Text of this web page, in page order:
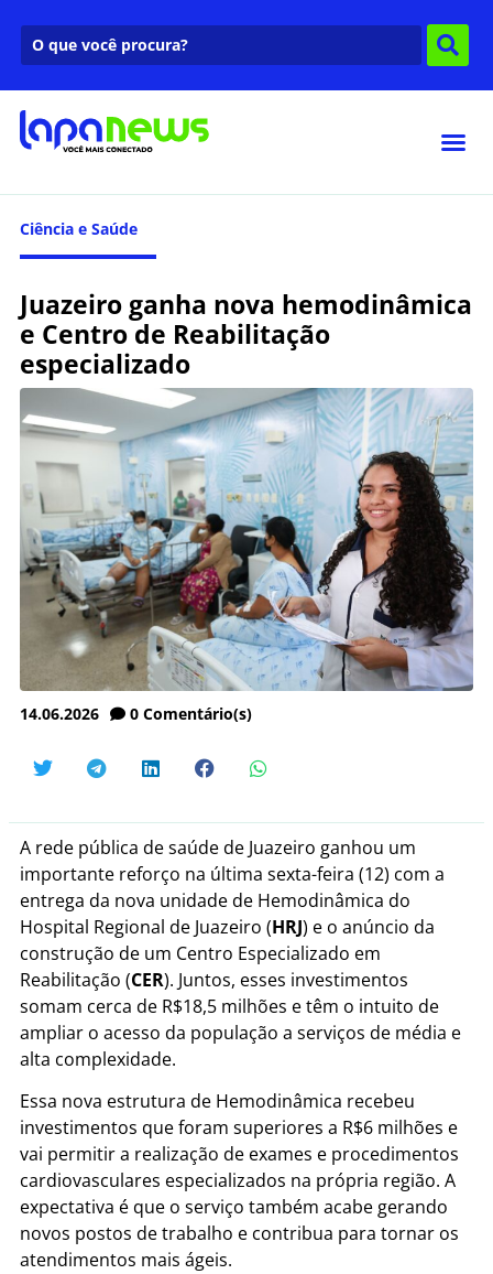
Ciência e Saúde
Juazeiro ganha nova hemodinâmica
e Centro de Reabilitação
especializado
14.06.2026 0 Comentário(s)
A rede pública de saúde de Juazeiro ganhou um
importante reforço na última sexta-feira (12) com a
entrega da nova unidade de Hemodinâmica do
Hospital Regional de Juazeiro (HRJ) e o anúncio da
construção de um Centro Especializado em
Reabilitação (CER). Juntos, esses investimentos
somam cerca de R$18,5 milhões e têm o intuito de
ampliar o acesso da população a serviços de média e
alta complexidade.
Essa nova estrutura de Hemodinâmica recebeu
investimentos que foram superiores a R$6 milhões e
vai permitir a realização de exames e procedimentos
cardiovasculares especializados na própria região. A
expectativa é que o serviço também acabe gerando
novos postos de trabalho e contribua para tornar os
atendimentos mais ágeis.